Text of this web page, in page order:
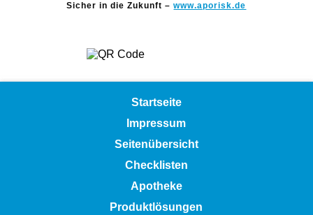
Sicher in die Zukunft –www.aporisk.de
Startseite
Impressum
Seitenübersicht
Checklisten
Apotheke
Produktlösungen